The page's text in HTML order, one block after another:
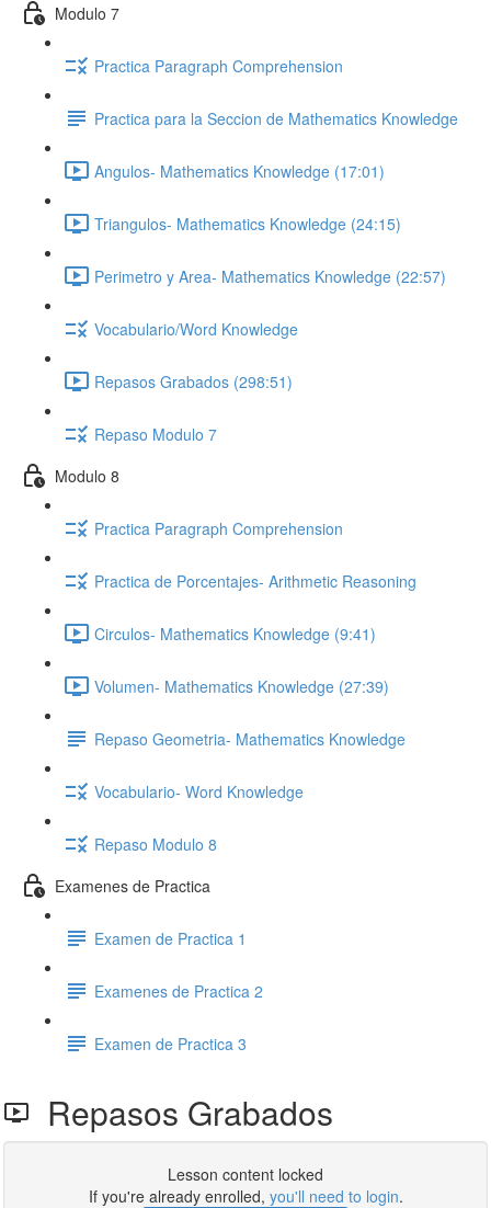
Modulo 7
Practica Paragraph Comprehension
Practica para la Seccion de Mathematics Knowledge
Angulos- Mathematics Knowledge (17:01)
Triangulos- Mathematics Knowledge (24:15)
Perimetro y Area- Mathematics Knowledge (22:57)
Vocabulario/Word Knowledge
Repasos Grabados (298:51)
Repaso Modulo 7
Modulo 8
Practica Paragraph Comprehension
Practica de Porcentajes- Arithmetic Reasoning
Circulos- Mathematics Knowledge (9:41)
Volumen- Mathematics Knowledge (27:39)
Repaso Geometria- Mathematics Knowledge
Vocabulario- Word Knowledge
Repaso Modulo 8
Examenes de Practica
Examen de Practica 1
Examenes de Practica 2
Examen de Practica 3
Repasos Grabados
Lesson content locked
If you're already enrolled, you'll need to login.